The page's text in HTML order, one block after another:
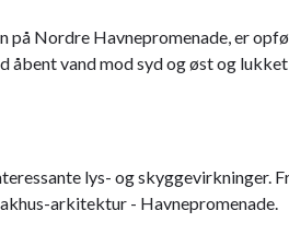
Nordre Havnepromenade, er
vand mod syd og øst og lukket
lys- og skyggevirkninger.
arkitektur - Havnepromenade.